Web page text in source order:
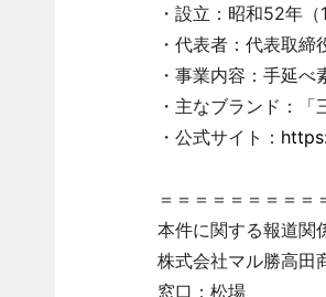
・設立：昭和52年（
・代表者：代表取締
・事業内容：手延
・主なブランド：「
・公式サイト：
＝＝＝＝＝＝＝＝＝
本件に関する報道関
株式会社マル勝高田
窓口：松場